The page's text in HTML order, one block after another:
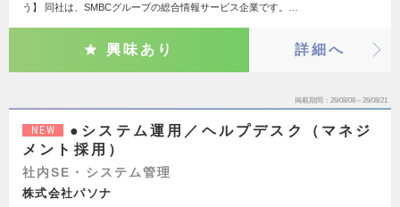
う】 同社は、SMBCグループの総合情報サービス企業です。…
興味あり 詳細へ
掲載期間 26/08/08～26/08/21
NEW
●システム運用／ヘルプデスク（マネジ
メント採用）
社内SE・システム管理
株式会社パソナ